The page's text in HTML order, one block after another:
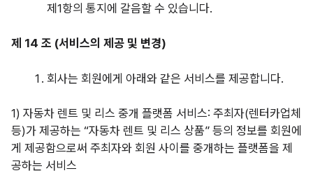
제1항의 통지에 갈음할 수 있습니다.
제 14 조 (서비스의 제공 및 변경)
회사는 회원에게 아래와 같은 서비스를 제공합니다.
1) 자동차 렌트 및 리스 중개 플랫폼 서비스: 주최자(렌터카업체
등)가 제공하는 “자동차 렌트 및 리스 상품” 등의 정보를 회원에
게 제공함으로써 주최자와 회원 사이를 중개하는 플랫폼을 제
공하는 서비스